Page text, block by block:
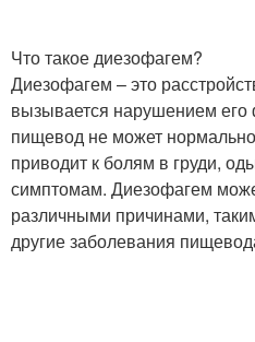
Что такое диезофагем?
Диезофагем – это
вызывается нарушением
пищевод не может
приводит к болям в груди,
симптомам. Диезофагем
различными причинами,
другие заболевания